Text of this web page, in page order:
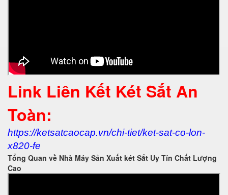
Link Liên Kết Két Sắt An
Toàn:
https://ketsatcaocap.vn/chi-tiet/ket-sat-co-lon-
x820-fe
Tổng Quan về Nhà Máy Sản Xuất két Sắt Uy Tín Chất Lượng
Cao